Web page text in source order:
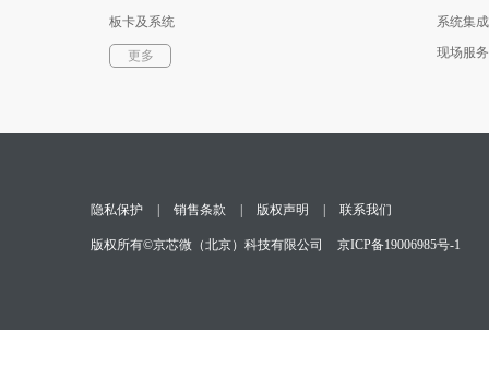
板卡及系统
软件更多
系统集成
现场服务
隐私保护 销售条款 版权声明 联系我们
版权所有©京芯微（北京）科技有限公司 京ICP备19006985号-1